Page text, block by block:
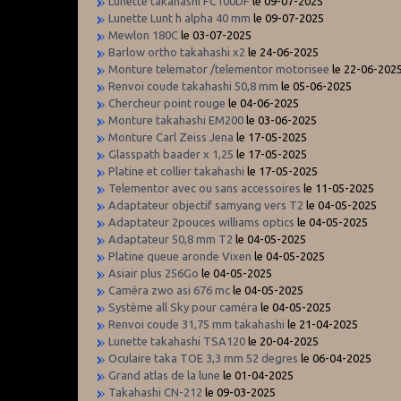
Lunette Lunt h alpha 40 mm le 09-07-2025
Mewlon 180C le 03-07-2025
Barlow ortho takahashi x2 le 24-06-2025
Monture telemator /telementor motorisee le 22-06-
Renvoi coude takahashi 50,8 mm le 05-06-2025
Chercheur point rouge le 04-06-2025
Monture takahashi EM200 le 03-06-2025
Monture Carl Zeiss Jena le 17-05-2025
Glasspath baader x 1,25 le 17-05-2025
Platine et collier takahashi le 17-05-2025
Telementor avec ou sans accessoires le 11-05-2025
Adaptateur objectif samyang vers T2 le 04-05-2025
Adaptateur 2pouces williams optics le 04-05-2025
Adaptateur 50,8 mm T2 le 04-05-2025
Platine queue aronde Vixen le 04-05-2025
Asiair plus 256Go le 04-05-2025
Caméra zwo asi 676 mc le 04-05-2025
Système all Sky pour caméra le 04-05-2025
Renvoi coude 31,75 mm takahashi le 21-04-2025
Lunette takahashi TSA120 le 20-04-2025
Oculaire taka TOE 3,3 mm 52 degres le 06-04-2025
Grand atlas de la lune le 01-04-2025
Takahashi CN-212 le 09-03-2025